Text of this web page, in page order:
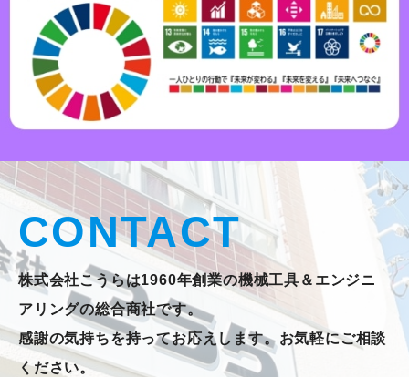
CONTACT
株式会社こうらは1960年創業の機械工具＆エンジニ
アリングの総合商社です。
感謝の気持ちを持ってお応えします。お気軽にご相談
ください。